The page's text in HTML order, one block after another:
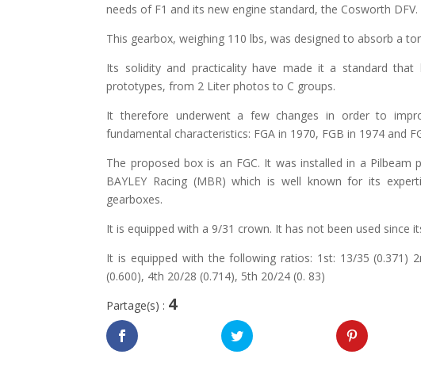
needs of F1 and its new engine standard, the Cosworth DFV.
This gearbox, weighing 110 lbs, was designed to absorb a
Its solidity and practicality have made it a standard that
prototypes, from 2 Liter photos to C groups.
It therefore underwent a few changes in order to
fundamental characteristics: FGA in 1970, FGB in 1974 and
The proposed box is an FGC. It was installed in a Pilbeam
BAYLEY Racing (MBR) which is well known for its
gearboxes.
It is equipped with a 9/31 crown. It has not been used since
It is equipped with the following ratios: 1st: 13/35 (0.371)
(0.600), 4th 20/28 (0.714), 5th 20/24 (0. 83)
Partage(s) : 4